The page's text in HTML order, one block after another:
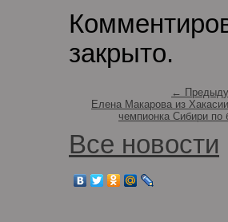
закрыто.
←
Елена Макарова из
чемпионка Сибири по
Все новости